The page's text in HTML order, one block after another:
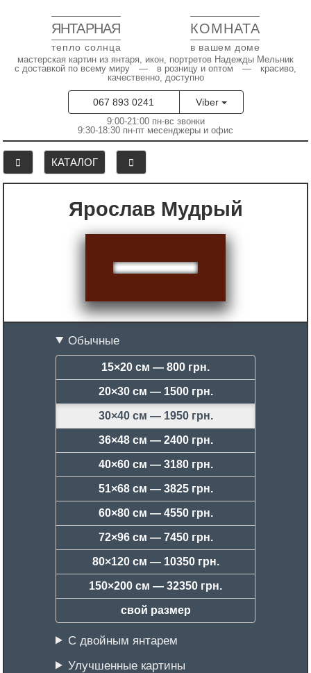
ЯНТАРНАЯ КОМНАТА
тепло солнца в вашем доме
мастерская картин из янтаря, икон, портретов Надежды Мельник
с доставкой по всему миру — в розницу и оптом — красиво,
качественно, доступно
067 893 0241 Viber
9:00-21:00 пн-вс звонки
9:30-18:30 пн-пт месенджеры и офис
КАТАЛОГ
Ярослав Мудрый
Обычные
15×20 см — 800 грн.
20×30 см — 1500 грн.
30×40 см — 1950 грн.
36×48 см — 2400 грн.
40×60 см — 3180 грн.
51×68 см — 3825 грн.
60×80 см — 4550 грн.
72×96 см — 7450 грн.
80×120 см — 10350 грн.
150×200 см — 32350 грн.
свой размер
С двойным янтарем
Улучшенные картины